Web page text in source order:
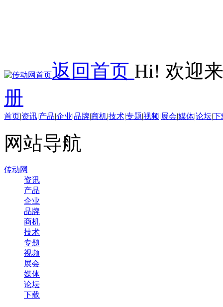
返回首页 Hi! 欢迎
册
首页|资讯|产品|企业|品牌|商机|技术|专题|视频|展会|媒体|论坛|下
网站导航
传动网
资讯
产品
企业
品牌
商机
技术
专题
视频
展会
媒体
论坛
下载